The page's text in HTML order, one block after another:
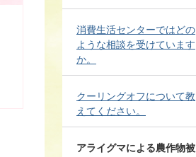
消費生活センターではどの
ような相談を受けています
か。
クーリングオフについて教
えてください。
アライグマによる農作物被